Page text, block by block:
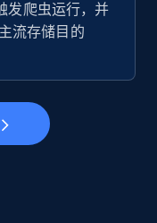
注册使用
发爬虫运行，并
流存储目的